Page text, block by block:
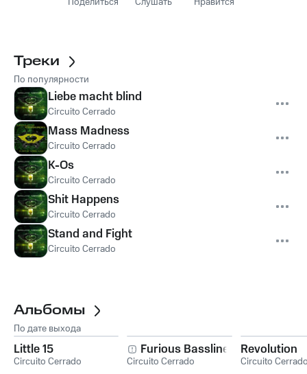
Треки
По популярности
Liebe macht blind
Circuito Cerrado
Mass Madness
Circuito Cerrado
K-Os
Circuito Cerrado
Shit Happens
Circuito Cerrado
Stand and Fight
Circuito Cerrado
Альбомы
По дате выхода
Little 15
Circuito Cerrado
Furious Basslines
Circuito Cerrado
Revolution
Circuito